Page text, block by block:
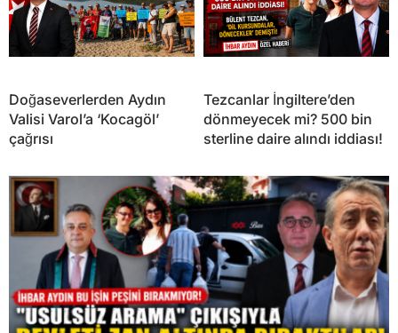
Doğaseverlerden Aydın
Valisi Varol’a ‘Kocagöl’
çağrısı
Tezcanlar İngiltere’den
dönmeyecek mi? 500 bin
sterline daire alındı iddiası!